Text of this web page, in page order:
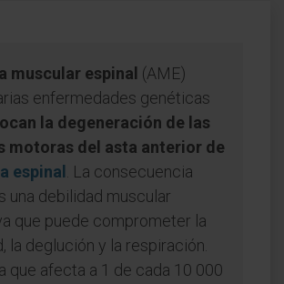
muscular espinal (AME)
enfermedades genéticas
la degeneración de las
motoras del asta anterior de
espinal
. La consecuencia
una debilidad muscular
que puede comprometer la
la deglución y la respiración.
que afecta a 1 de cada 10 000